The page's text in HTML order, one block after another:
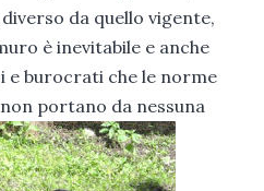
da quello vigente,
è inevitabile e anche
e burocrati che le norme
portano da nessuna